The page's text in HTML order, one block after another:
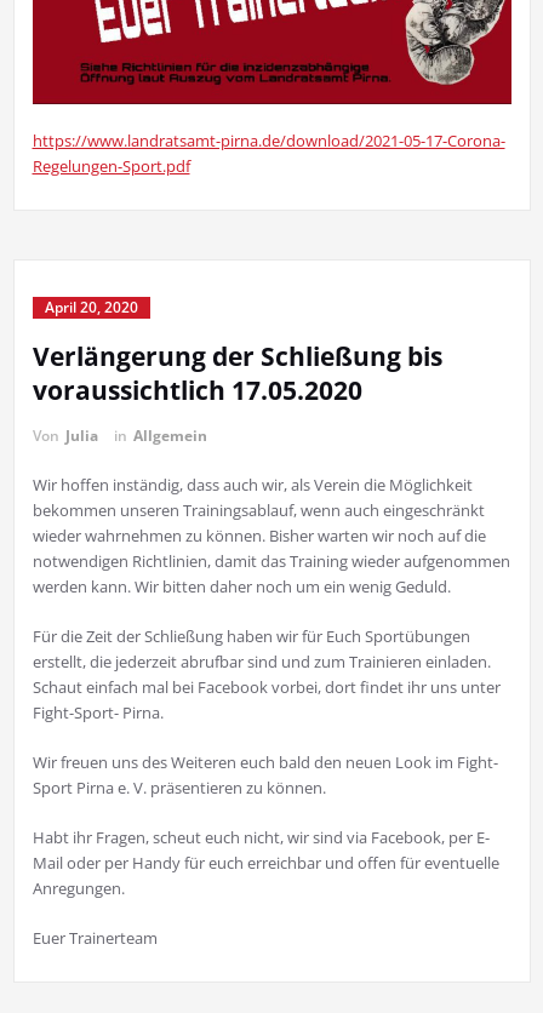
https://www.landratsamt-pirna.de/download/2021-05-17-Corona-
Regelungen-Sport.pdf
April 20, 2020
Verlängerung der Schließung bis
voraussichtlich 17.05.2020
Von Julia in Allgemein
Wir hoffen inständig, dass auch wir, als Verein die Möglichkeit
bekommen unseren Trainingsablauf, wenn auch eingeschränkt
wieder wahrnehmen zu können. Bisher warten wir noch auf die
notwendigen Richtlinien, damit das Training wieder aufgenommen
werden kann. Wir bitten daher noch um ein wenig Geduld.
Für die Zeit der Schließung haben wir für Euch Sportübungen
erstellt, die jederzeit abrufbar sind und zum Trainieren einladen.
Schaut einfach mal bei Facebook vorbei, dort findet ihr uns unter
Fight-Sport- Pirna.
Wir freuen uns des Weiteren euch bald den neuen Look im Fight-
Sport Pirna e. V. präsentieren zu können.
Habt ihr Fragen, scheut euch nicht, wir sind via Facebook, per E-
Mail oder per Handy für euch erreichbar und offen für eventuelle
Anregungen.
Euer Trainerteam